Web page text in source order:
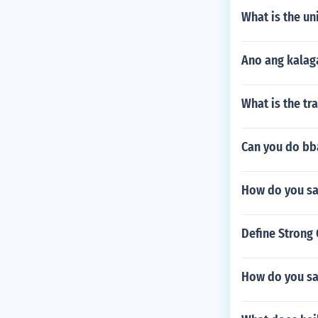
panahong
in ang
kung saan
g.Ang
ysayan kung
in ang
hiya -
angkat o
ngarin ng
What is the
Ano ang
What is the
Can you do
How do you
Define
How do you